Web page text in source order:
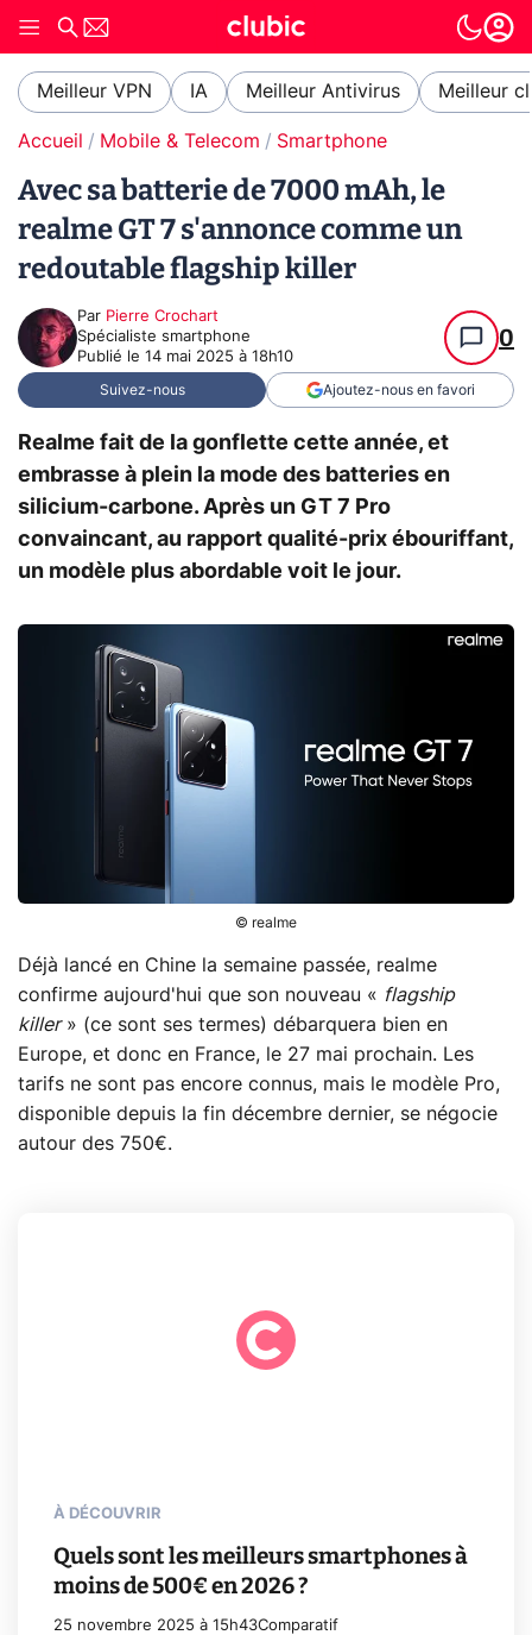
Meilleur VPN IA Meilleur Antivirus Meilleur
Accueil Mobile & Telecom Smartphone
Avec sa batterie de 7000 mAh, le
realme GT 7 s'annonce comme un
redoutable flagship killer
Par Pierre Crochart
Spécialiste smartphone
Publié le 14 mai 2025 à 18h10
0
Suivez-nous Ajoutez-nous en favori
Realme fait de la gonflette cette année, et
embrasse à plein la mode des batteries en
silicium-carbone. Après un GT 7 Pro
convaincant, au rapport qualité-prix ébouriffant,
un modèle plus abordable voit le jour.
© realme
Déjà lancé en Chine la semaine passée, realme
confirme aujourd'hui que son nouveau « flagship
killer» (ce sont ses termes) débarquera bien en
Europe, et donc en France, le 27 mai prochain. Les
tarifs ne sont pas encore connus, mais le modèle Pro,
disponible depuis la fin décembre dernier, se négocie
autour des 750€.
À DÉCOUVRIR
Quels sont les meilleurs smartphones à
moins de 500€ en 2026 ?
25 novembre 2025 à 15h43Comparatif